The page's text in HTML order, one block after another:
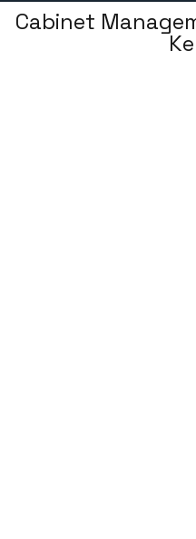
Cabinet